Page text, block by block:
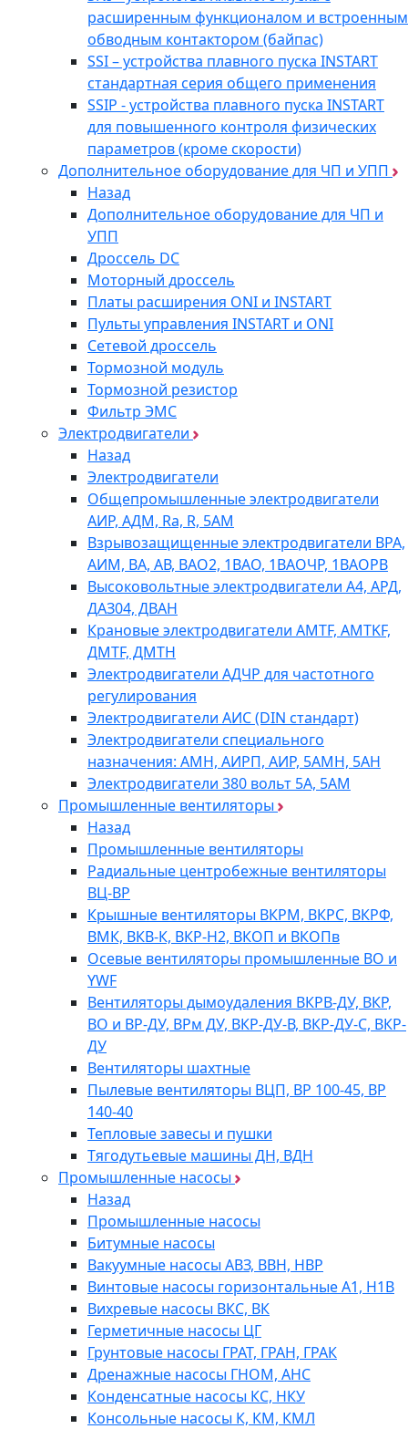
расширенным функционалом и встроенным
обводным контактором (байпас)
SSI – устройства плавного пуска INSTART
стандартная серия общего применения
SSIP - устройства плавного пуска INSTART
для повышенного контроля физических
параметров (кроме скорости)
Дополнительное оборудование для ЧП и УПП
Назад
Дополнительное оборудование для ЧП и
УПП
Дроссель DC
Моторный дроссель
Платы расширения ONI и INSTART
Пульты управления INSTART и ONI
Сетевой дроссель
Тормозной модуль
Тормозной резистор
Фильтр ЭМС
Электродвигатели
Назад
Электродвигатели
Общепромышленные электродвигатели
АИР, АДМ, Ra, R, 5AM
Взрывозащищенные электродвигатели ВРА,
АИМ, ВА, АВ, ВАO2, 1ВАО, 1ВАОЧР, 1ВАОРВ
Высоковольтные электродвигатели A4, АРД,
ДАЗ04, ДВАН
Крановые электродвигатели AMTF, AMTKF,
ДMTF, ДМТН
Электродвигатели АДЧР для частотного
регулирования
Электродвигатели АИС (DIN стандарт)
Электродвигатели специального
назначения: АМН, АИРП, АИР, 5АМН, 5АН
Электродвигатели 380 вольт 5А, 5АМ
Промышленные вентиляторы
Назад
Промышленные вентиляторы
Радиальные центробежные вентиляторы
ВЦ-ВР
Крышные вентиляторы ВКРМ, ВКРС, ВКРФ,
ВМК, ВКВ-К, ВКР-Н2, ВКОП и ВКОПв
Осевые вентиляторы промышленные ВО и
YWF
Вентиляторы дымоудаления ВКРВ-ДУ, ВКР,
ВО и ВР-ДУ, ВРм ДУ, ВКР-ДУ-В, ВКР-ДУ-С, ВКР-
ДУ
Вентиляторы шахтные
Пылевые вентиляторы ВЦП, ВР 100-45, ВР
140-40
Тепловые завесы и пушки
Тягодутьевые машины ДН, ВДН
Промышленные насосы
Назад
Промышленные насосы
Битумные насосы
Вакуумные насосы АВЗ, ВВН, НВР
Винтовые насосы горизонтальные А1, Н1В
Вихревые насосы ВКС, ВК
Герметичные насосы ЦГ
Грунтовые насосы ГРАТ, ГРАН, ГРАК
Дренажные насосы ГНОМ, АНС
Конденсатные насосы КС, НКУ
Консольные насосы К, КМ, КМЛ